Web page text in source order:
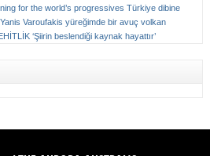
for the world’s progressives Türkiye dibine
Yanis Varoufakis yüreğimde bir avuç volkan
‘Şiirin beslendiği kaynak hayattır’